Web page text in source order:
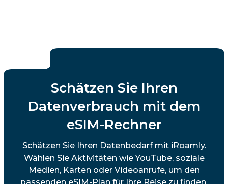
Schätzen Sie Ihren
Datenverbrauch mit dem
eSIM-Rechner
Schätzen Sie Ihren Datenbedarf mit iRoamly.
Wählen Sie Aktivitäten wie YouTube, soziale
Medien, Karten oder Videoanrufe, um den